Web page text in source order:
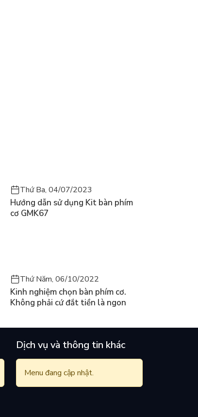
Thứ Ba, 04/07/2023
Hướng dẫn sử dụng Kit bàn phím
cơ GMK67
Thứ Năm, 06/10/2022
Kinh nghiệm chọn bàn phím cơ.
Không phải cứ đắt tiền là ngon
Dịch vụ và thông tin khác
Menu đang cập nhật.